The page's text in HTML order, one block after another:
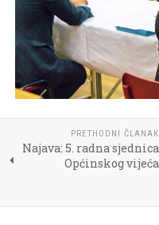
PRETHODNI ČLANAK
Najava: 5. radna sjednica
Općinskog vijeća